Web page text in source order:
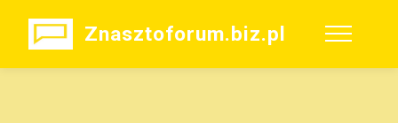
Znasztoforum.biz.pl